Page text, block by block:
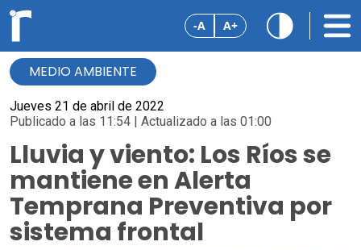
-A A+
MEDIO AMBIENTE
Jueves 21 de abril de 2022
Publicado a las 11:54 | Actualizado a las 01:00
Lluvia y viento: Los Ríos se
mantiene en Alerta
Temprana Preventiva por
sistema frontal